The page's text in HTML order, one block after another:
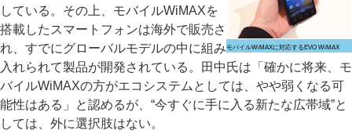
モバイルWiMAXに対応するEVO WiMAX
している。その上、モバイルWiMAXを
搭載したスマートフォンは海外で販売さ
れ、すでにグローバルモデルの中に組み
入れられて製品が開発されている。田中氏は「確かに将来、モ
バイルWiMAXの方がエコシステムとしては、やや弱くなる可
能性はある」と認めるが、“今すぐに手に入る新たな広帯域”と
しては、外に選択肢はない。